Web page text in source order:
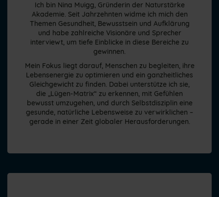
Ich bin Nina Muigg, Gründerin der Naturstärke
Akademie. Seit Jahrzehnten widme ich mich den
Themen Gesundheit, Bewusstsein und Aufklärung
und habe zahlreiche Visionäre und Sprecher
interviewt, um tiefe Einblicke in diese Bereiche zu
gewinnen.
Mein Fokus liegt darauf, Menschen zu begleiten, ihre
Lebensenergie zu optimieren und ein ganzheitliches
Gleichgewicht zu finden. Dabei unterstütze ich sie,
die „Lügen-Matrix“ zu erkennen, mit Gefühlen
bewusst umzugehen, und durch Selbstdisziplin eine
gesunde, natürliche Lebensweise zu verwirklichen –
gerade in einer Zeit globaler Herausforderungen.